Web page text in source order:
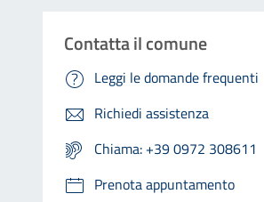
Contatta il comune
Leggi le domande frequenti
Richiedi assistenza
Chiama: +39 0972 308611
Prenota appuntamento